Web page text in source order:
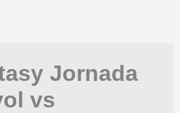
Jornada
vs